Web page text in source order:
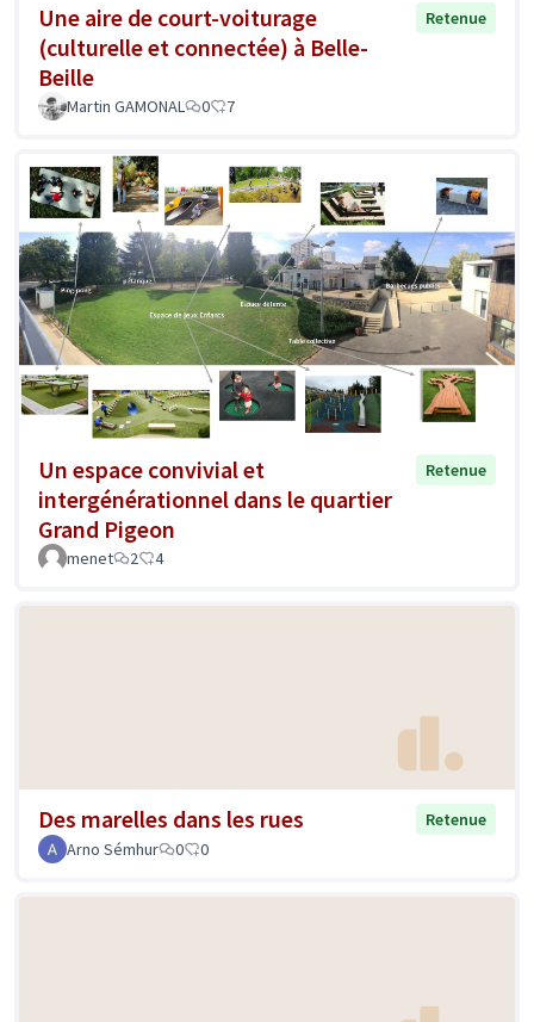
Une aire de court-voiturage
(culturelle et connectée) à Belle-
Beille
Retenue
Martin GAMONAL 0 7
Un espace convivial et
intergénérationnel dans le quartier
Grand Pigeon
Retenue
menet 2 4
Des marelles dans les rues
Retenue
Arno Sémhur
0 0